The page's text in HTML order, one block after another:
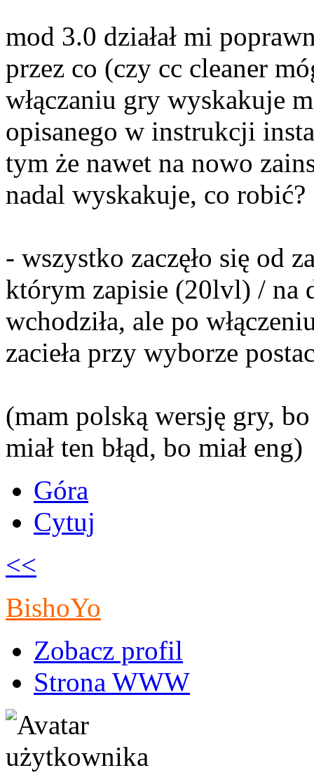
mod 3.0 działał mi
przez co (czy cc cleaner
włączaniu gry wyskakuje
opisanego w instrukcji
tym że nawet na nowo
nadal wyskakuje, co robić?
- wszystko zaczęło się od
którym zapisie (20lvl) / na
wchodziła, ale po
zacieła przy wyborze
(mam polską wersję gry,
miał ten błąd, bo miał eng)
Góra
Cytuj
<<
BishoYo
Zobacz profil
Strona WWW